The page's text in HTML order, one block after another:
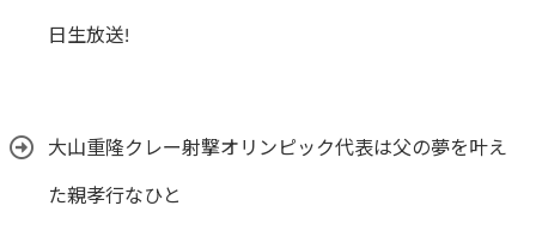
日生放送!
大山重隆クレー射撃オリンピック代表は父の夢を叶え
た親孝行なひと